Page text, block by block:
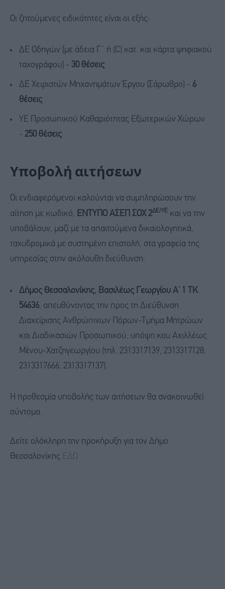
Οι ζητούμενες ειδικότητες είναι οι εξής:
ΔΕ Οδηγών [με άδεια Γ΄ ή (C) κατ. και κάρτα ψηφιακού
ταχογράφου] - 30 θέσεις
ΔΕ Χειριστών Μηχανημάτων Έργου (Σάρωθρο) - 6
θέσεις
ΥΕ Προσωπικού Καθαριότητας Εξωτερικών Χώρων
- 250 θέσεις
Υποβολή αιτήσεων
Οι ενδιαφερόμενοι καλούνται να συμπληρώσουν την
αίτηση με κωδικό, ΕΝΤΥΠΟ ΑΣΕΠ ΣΟΧ 2ΔΕ/ΥΕ και να την
υποβάλουν, μαζί με τα απαιτούμενα δικαιολογητικά,
ταχυδρομικά με συστημένη επιστολή, στα γραφεία της
υπηρεσίας στην ακόλουθη διεύθυνση:
Δήμος Θεσσαλονίκης, Βασιλέως Γεωργίου Α’ 1 ΤΚ
54636, απευθύνοντας την προς τη Διεύθυνση
Διαχείρισης Ανθρώπινων Πόρων-Τμήμα Μητρώων
και Διαδικασιών Προσωπικού, υπόψη κου Αχιλλέως
Μένου-Χατζηγεωργίου (τηλ. 2313317139, 2313317128,
2313317666, 2313317137).
Η προθεσμία υποβολής των αιτήσεων θα ανακοινωθεί
σύντομα.
Δείτε ολόκληρη την προκήρυξη για τον Δήμο
Θεσσαλονίκης ΕΔΩ